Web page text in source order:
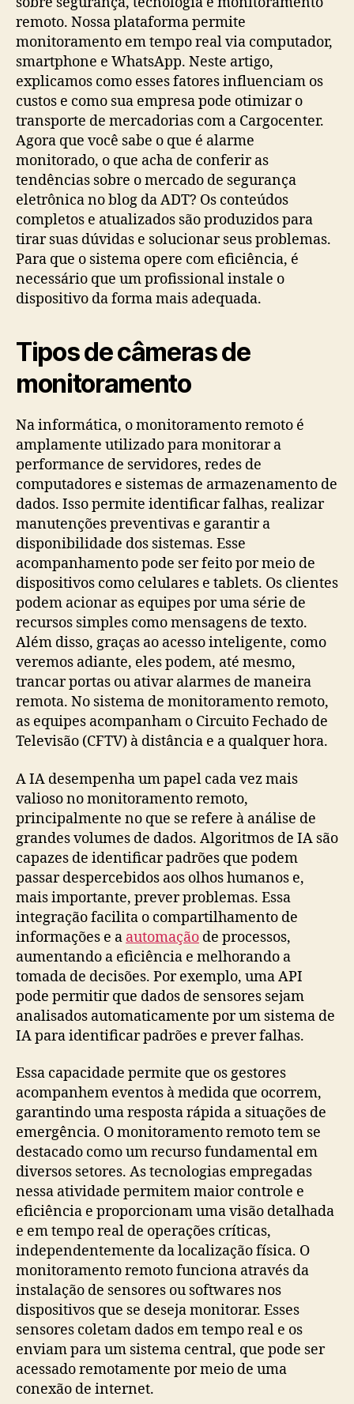
remoto. Nossa plataforma permite
monitoramento em tempo real via computador,
smartphone e WhatsApp. Neste artigo,
explicamos como esses fatores influenciam os
custos e como sua empresa pode otimizar o
transporte de mercadorias com a Cargocenter.
Agora que você sabe o que é alarme
monitorado, o que acha de conferir as
tendências sobre o mercado de segurança
eletrônica no blog da ADT? Os conteúdos
completos e atualizados são produzidos para
tirar suas dúvidas e solucionar seus problemas.
Para que o sistema opere com eficiência, é
necessário que um profissional instale o
dispositivo da forma mais adequada.
Tipos de câmeras de
monitoramento
Na informática, o monitoramento remoto é
amplamente utilizado para monitorar a
performance de servidores, redes de
computadores e sistemas de armazenamento de
dados. Isso permite identificar falhas, realizar
manutenções preventivas e garantir a
disponibilidade dos sistemas. Esse
acompanhamento pode ser feito por meio de
dispositivos como celulares e tablets. Os clientes
podem acionar as equipes por uma série de
recursos simples como mensagens de texto.
Além disso, graças ao acesso inteligente, como
veremos adiante, eles podem, até mesmo,
trancar portas ou ativar alarmes de maneira
remota. No sistema de monitoramento remoto,
as equipes acompanham o Circuito Fechado de
Televisão (CFTV) à distância e a qualquer hora.
A IA desempenha um papel cada vez mais
valioso no monitoramento remoto,
principalmente no que se refere à análise de
grandes volumes de dados. Algoritmos de IA são
capazes de identificar padrões que podem
passar despercebidos aos olhos humanos e,
mais importante, prever problemas. Essa
integração facilita o compartilhamento de
informações e a automação de processos,
aumentando a eficiência e melhorando a
tomada de decisões. Por exemplo, uma API
pode permitir que dados de sensores sejam
analisados automaticamente por um sistema de
IA para identificar padrões e prever falhas.
Essa capacidade permite que os gestores
acompanhem eventos à medida que ocorrem,
garantindo uma resposta rápida a situações de
emergência. O monitoramento remoto tem se
destacado como um recurso fundamental em
diversos setores. As tecnologias empregadas
nessa atividade permitem maior controle e
eficiência e proporcionam uma visão detalhada
e em tempo real de operações críticas,
independentemente da localização física. O
monitoramento remoto funciona através da
instalação de sensores ou softwares nos
dispositivos que se deseja monitorar. Esses
sensores coletam dados em tempo real e os
enviam para um sistema central, que pode ser
acessado remotamente por meio de uma
conexão de internet.